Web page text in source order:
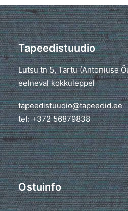
Tapeedistuudio
Lutsu tn 5, Tartu (Antoniuse
eelneval kokkuleppel
tapeedistuudio@tapeedid.ee
tel: +372 56879838
Ostuinfo